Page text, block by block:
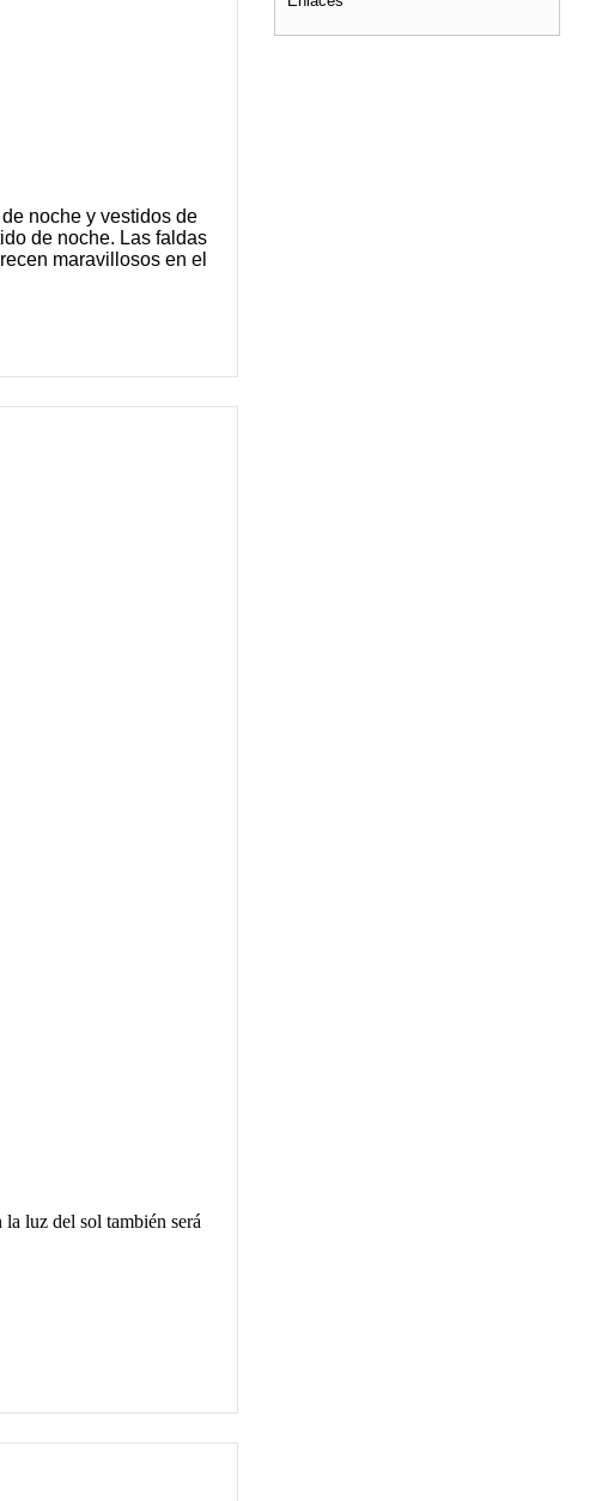
noche y vestidos de
de noche. Las faldas
maravillosos en el
luz del sol también será